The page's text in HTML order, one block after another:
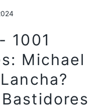
1001
Michael